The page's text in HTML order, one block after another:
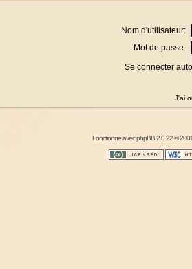
Nom d'utilisateur:
Mot de passe:
Se connecter
J'ai
Fonctionne avecphpBB2.0.22 ©